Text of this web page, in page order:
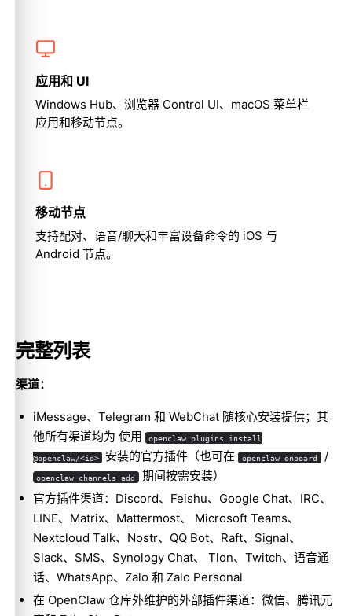
应用和 UI
Windows Hub、浏览器 Control UI、macOS 菜单栏
应用和移动节点。
移动节点
支持配对、语音/聊天和丰富设备命令的 iOS 与
Android 节点。
完整列表
渠道：
iMessage、Telegram 和 WebChat 随核心安装提供；其
他所有渠道均为 使用
openclaw plugins install
@openclaw/<id> 安装的官方插件（也可在 openclaw onboard /
openclaw channels add
期间按需安装）
官方插件渠道：Discord、Feishu、Google Chat、IRC、
LINE、Matrix、Mattermost、 Microsoft Teams、
Nextcloud Talk、Nostr、QQ Bot、Raft、Signal、
Slack、SMS、Synology Chat、 Tlon、Twitch、语音通
话、WhatsApp、Zalo 和 Zalo Personal
在 OpenClaw 仓库外维护的外部插件渠道：微信、腾讯元